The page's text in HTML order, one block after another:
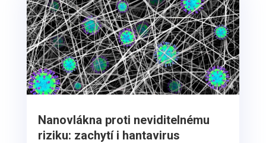
Nanovlákna proti neviditelnému
riziku: zachytí i hantavirus